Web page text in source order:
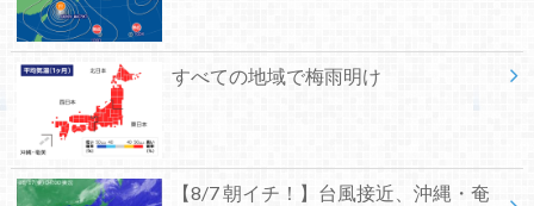
すべての地域で梅雨明け
【8/7 朝イチ！】台風接近、沖縄・奄